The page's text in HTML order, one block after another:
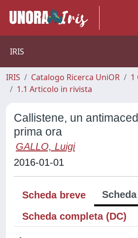
IRIS
IRIS Catalogo Ricerca UniOR
1
1.1 Articolo in rivista
Callistene, un
prima ora
GALLO, Luigi
2016-01-01
Scheda breve
Scheda completa (DC)